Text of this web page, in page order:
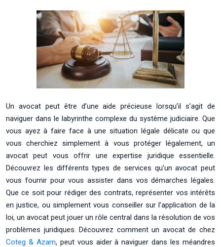
Un avocat peut être d’une aide précieuse lorsqu’il s’agit de
naviguer dans le labyrinthe complexe du système judiciaire. Que
vous ayez à faire face à une situation légale délicate ou que
vous cherchiez simplement à vous protéger légalement, un
avocat peut vous offrir une expertise juridique essentielle.
Découvrez les différents types de services qu’un avocat peut
vous fournir pour vous assister dans vos démarches légales.
Que ce soit pour rédiger des contrats, représenter vos intérêts
en justice, ou simplement vous conseiller sur l’application de la
loi, un avocat peut jouer un rôle central dans la résolution de vos
problèmes juridiques. Découvrez comment un avocat de chez
Coteg & Azam, peut vous aider à naviguer dans les méandres